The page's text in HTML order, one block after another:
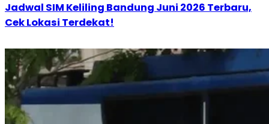
Jadwal SIM Keliling Bandung Juni 2026 Terbaru,
Cek Lokasi Terdekat!